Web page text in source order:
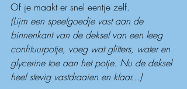
Of je maakt er snel eentje zelf.
(Lijm een speelgoedje vast aan de
binnenkant van de deksel van een leeg
confituurpotje, voeg wat glitters, water en
glycerine toe aan het potje. Nu de deksel
heel stevig vastdraaien en klaar...)